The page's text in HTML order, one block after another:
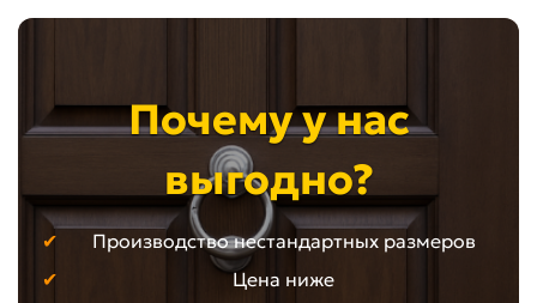
Почему у нас
выгодно?
Производство нестандартных размеров
Цена ниже